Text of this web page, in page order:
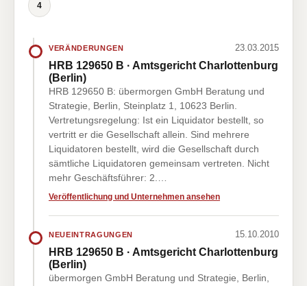
4
VERÄNDERUNGEN 23.03.2015
HRB 129650 B · Amtsgericht Charlottenburg
(Berlin)
HRB 129650 B: übermorgen GmbH Beratung und
Strategie, Berlin, Steinplatz 1, 10623 Berlin.
Vertretungsregelung: Ist ein Liquidator bestellt, so
vertritt er die Gesellschaft allein. Sind mehrere
Liquidatoren bestellt, wird die Gesellschaft durch
sämtliche Liquidatoren gemeinsam vertreten. Nicht
mehr Geschäftsführer: 2.…
Veröffentlichung und Unternehmen ansehen
NEUEINTRAGUNGEN 15.10.2010
HRB 129650 B · Amtsgericht Charlottenburg
(Berlin)
übermorgen GmbH Beratung und Strategie, Berlin,